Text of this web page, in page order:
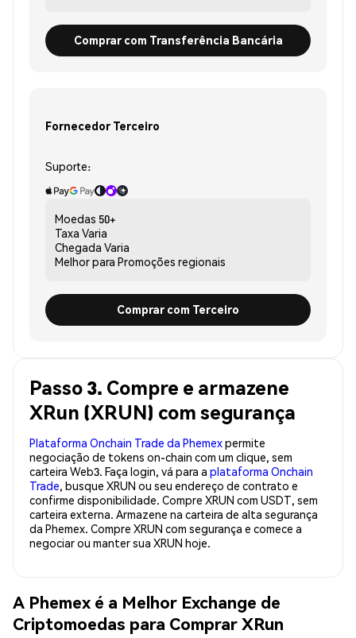
Comprar com Transferência Bancária
Fornecedor Terceiro
Suporte:
Moedas 50+
Taxa Varia
Chegada Varia
Melhor para Promoções regionais
Comprar com Terceiro
Passo 3. Compre e armazene
XRun (XRUN) com segurança
Plataforma Onchain Trade da Phemexpermite
negociação de tokens on-chain com um clique, sem
carteira Web3. Faça login, vá para a plataforma Onchain
Trade, busque XRUN ou seu endereço de contrato e
confirme disponibilidade. Compre XRUN com USDT, sem
carteira externa. Armazene na carteira de alta segurança
da Phemex. Compre XRUN com segurança e comece a
negociar ou manter sua XRUN hoje.
A Phemex é a Melhor Exchange de
Criptomoedas para Comprar XRun